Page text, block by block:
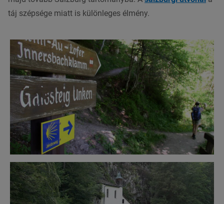
táj szépsége miatt is különleges élmény.